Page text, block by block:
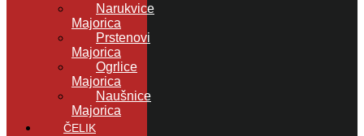
Narukvice
Majorica
Prstenovi
Majorica
Ogrlice
Majorica
Naušnice
Majorica
ČELIK